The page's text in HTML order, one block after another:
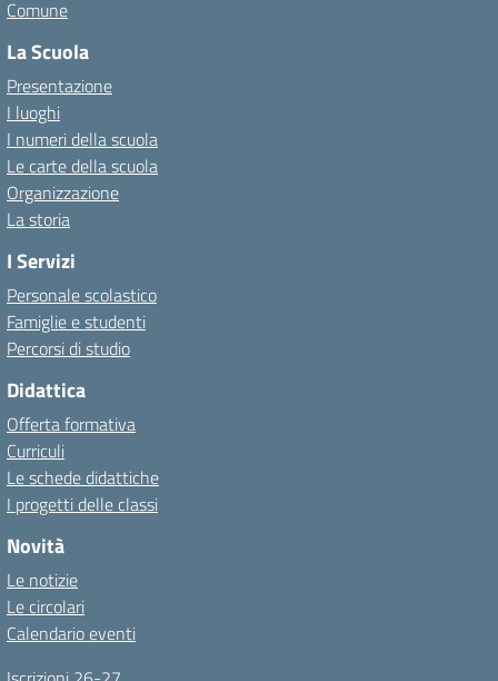
Comune
La Scuola
Presentazione
I luoghi
I numeri della scuola
Le carte della scuola
Organizzazione
La storia
I Servizi
Personale scolastico
Famiglie e studenti
Percorsi di studio
Didattica
Offerta formativa
Curriculi
Le schede didattiche
I progetti delle classi
Novità
Le notizie
Le circolari
Calendario eventi